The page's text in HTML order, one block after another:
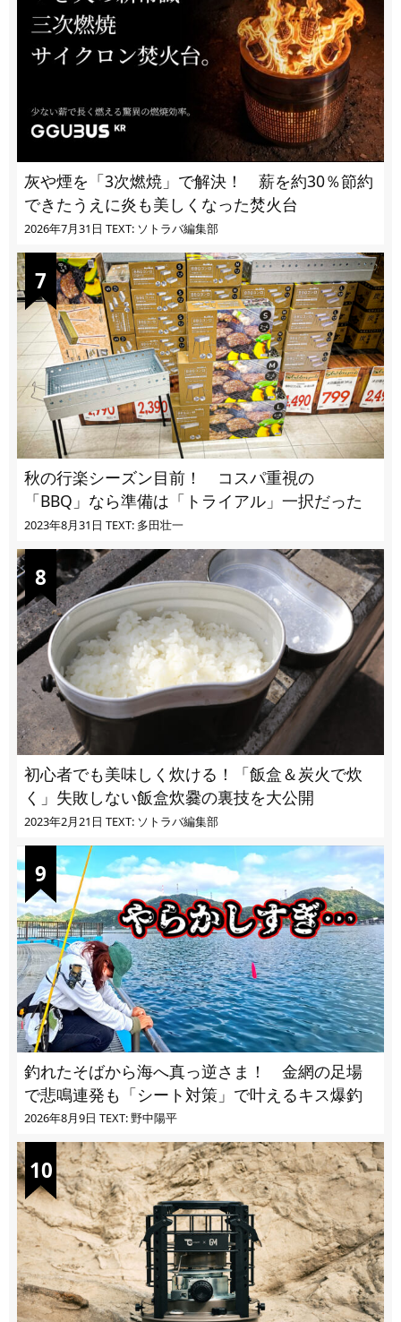
灰や煙を「3次燃焼」で解決！ 薪を約30％節約
できたうえに炎も美しくなった焚火台
2026年7月31日 TEXT: ソトラバ編集部
秋の行楽シーズン目前！ コスパ重視の
「BBQ」なら準備は「トライアル」一択だった
2023年8月31日 TEXT: 多田壮一
初心者でも美味しく炊ける！「飯盒＆炭火で炊
く」失敗しない飯盒炊爨の裏技を大公開
2023年2月21日 TEXT: ソトラバ編集部
釣れたそばから海へ真っ逆さま！ 金網の足場
で悲鳴連発も「シート対策」で叶えるキス爆釣
2026年8月9日 TEXT: 野中陽平